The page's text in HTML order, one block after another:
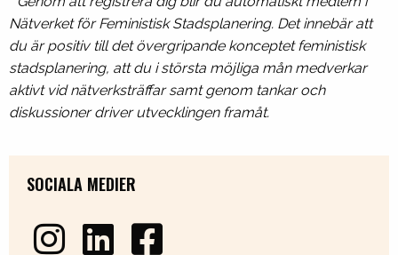
Nätverket för Feministisk Stadsplanering. Det innebär att
du är positiv till det övergripande konceptet feministisk
stadsplanering, att du i största möjliga mån medverkar
aktivt vid nätverksträffar samt genom tankar och
diskussioner driver utvecklingen framåt.
SOCIALA MEDIER